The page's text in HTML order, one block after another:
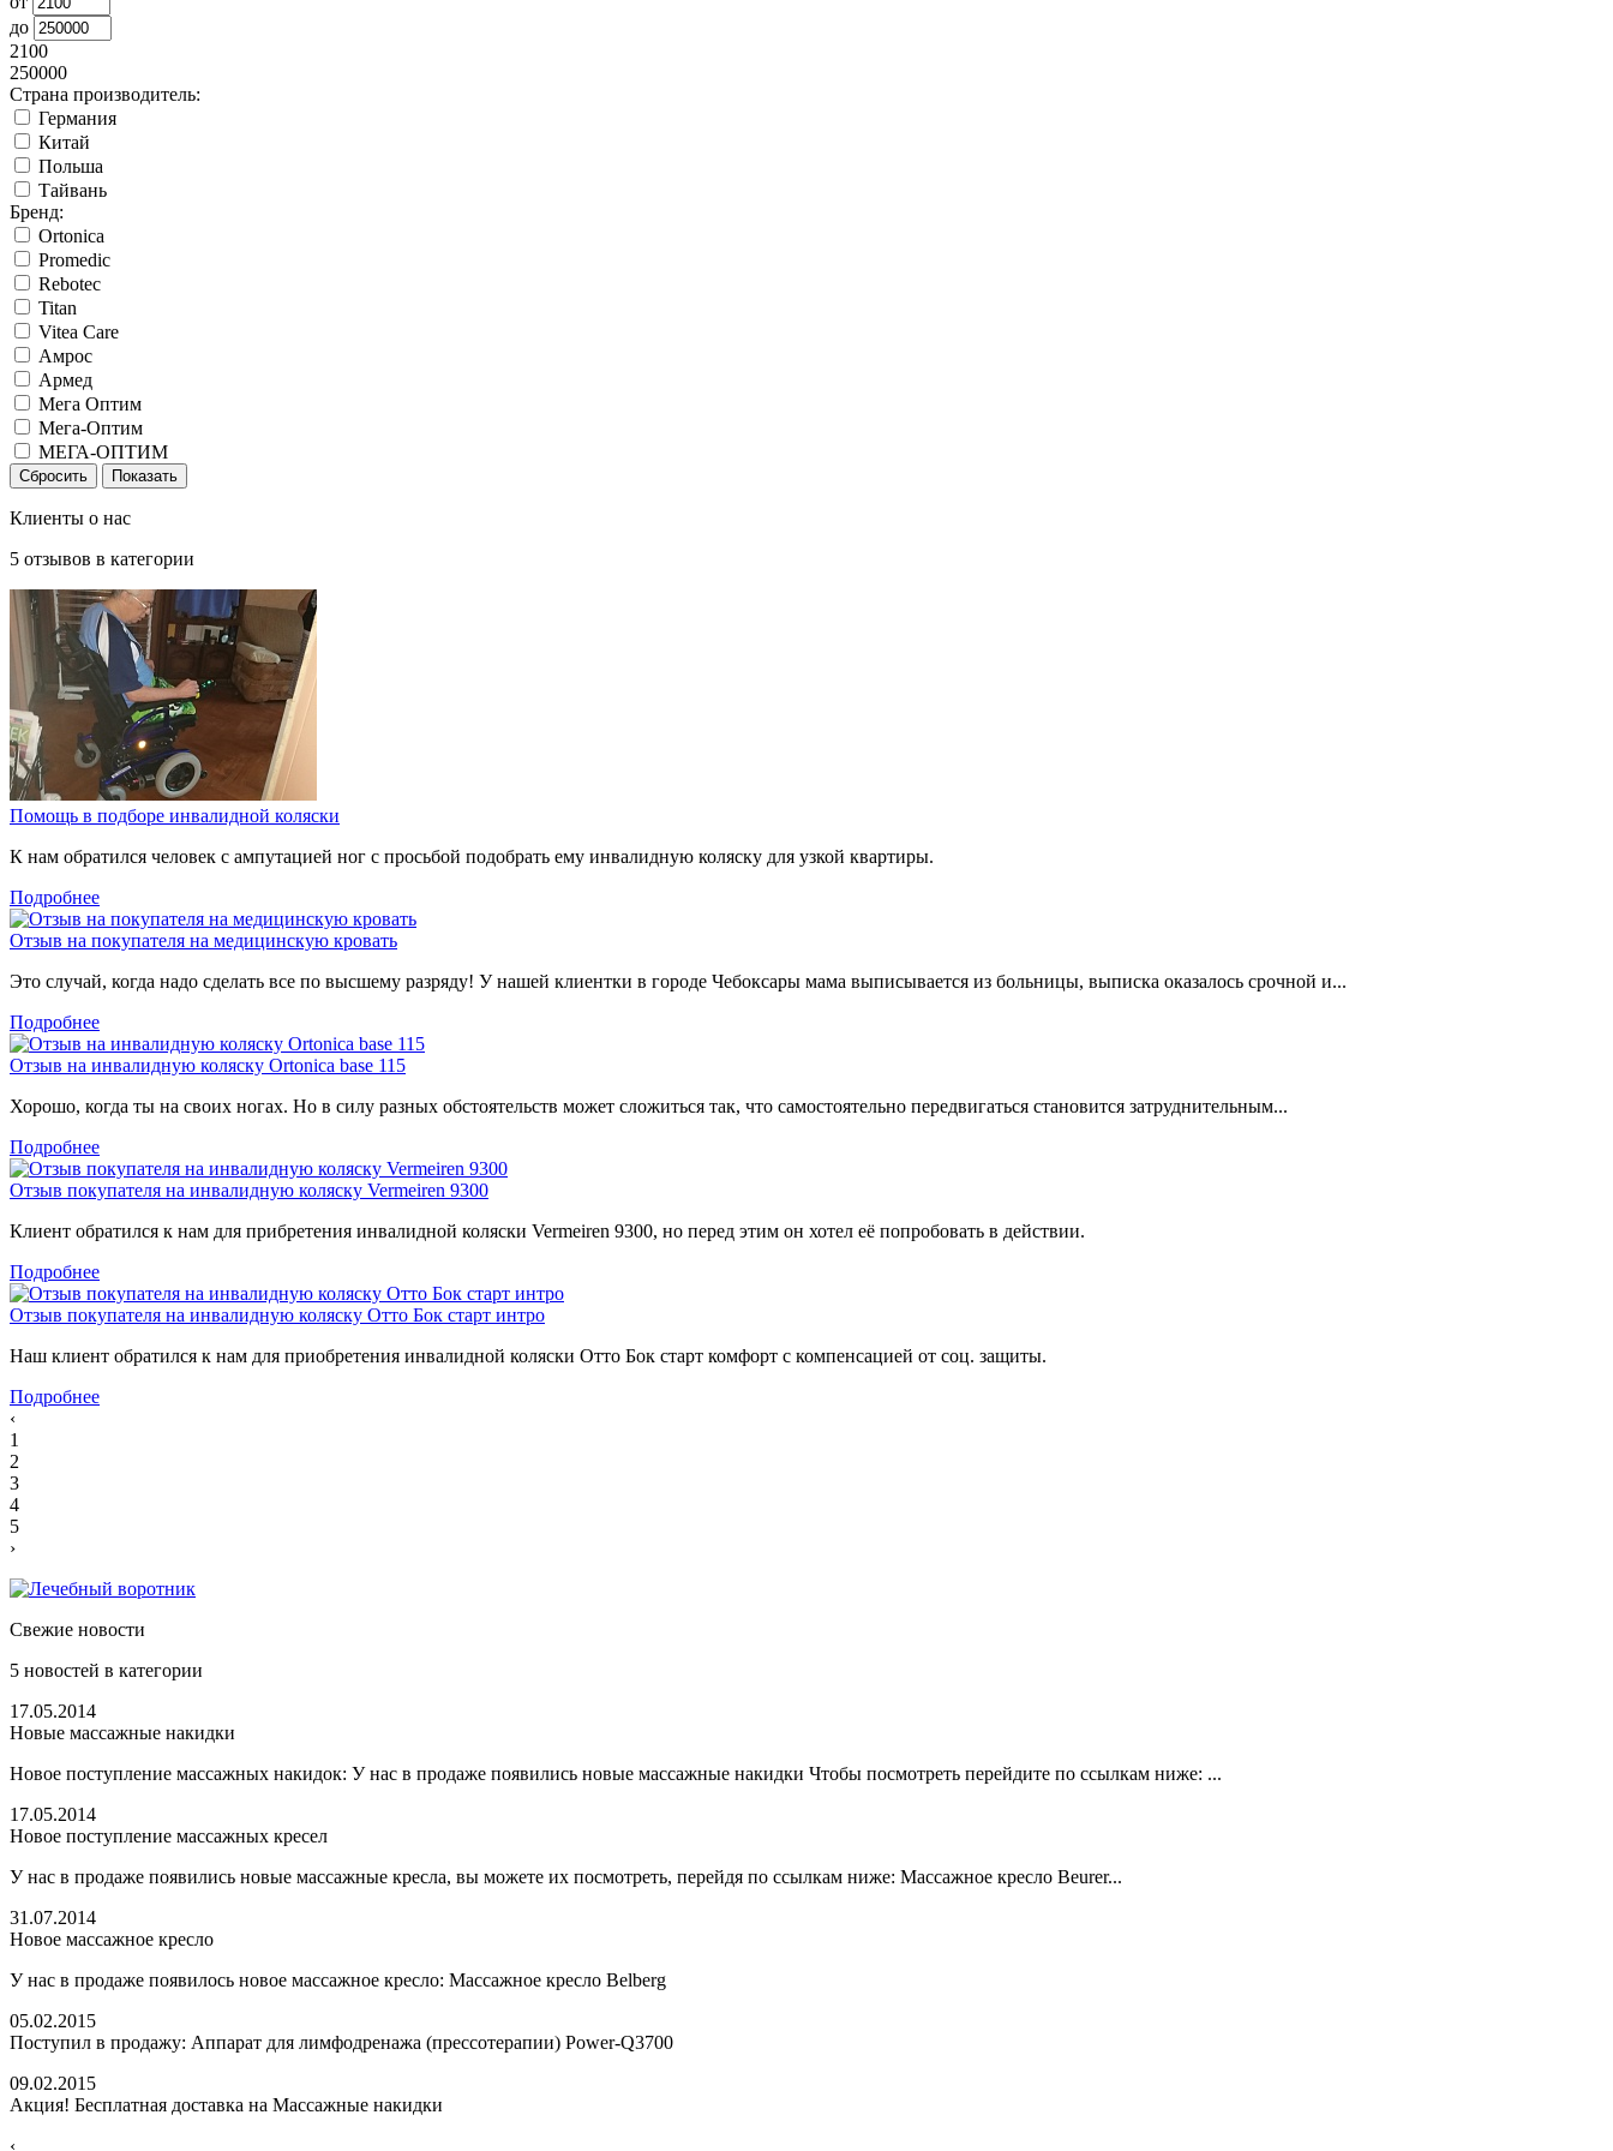
до
2100
250000
Страна производитель:
Германия
Китай
Польша
Тайвань
Бренд:
Ortonica
Promedic
Rebotec
Titan
Vitea Care
Амрос
Армед
Мега Оптим
Мега-Оптим
МЕГА-ОПТИМ
Клиенты о нас
5 отзывов в категории
Помощь в подборе инвалидной коляски
К нам обратился человек с ампутацией ног с просьбой подобрать ему инвалидную коляску для узкой квартиры.
Подробнее
Отзыв на покупателя на медицинскую кровать
Это случай, когда надо сделать все по высшему разряду! У нашей клиентки в городе Чебоксары мама выписывается из больницы, выписка оказалось срочной и...
Подробнее
Отзыв на инвалидную коляску Ortonica base 115
Хорошо, когда ты на своих ногах. Но в силу разных обстоятельств может сложиться так, что самостоятельно передвигаться становится затруднительным...
Подробнее
Отзыв покупателя на инвалидную коляску Vermeiren 9300
Клиент обратился к нам для прибретения инвалидной коляски Vermeiren 9300, но перед этим он хотел её попробовать в действии.
Подробнее
Отзыв покупателя на инвалидную коляску Отто Бок старт интро
Наш клиент обратился к нам для приобретения инвалидной коляски Отто Бок старт комфорт с компенсацией от соц. защиты.
Подробнее
‹
1
2
3
4
5
›
Свежие новости
5 новостей в категории
17.05.2014
Новые массажные накидки
Новое поступление массажных накидок: У нас в продаже появились новые массажные накидки Чтобы посмотреть перейдите по ссылкам ниже: ...
17.05.2014
Новое поступление массажных кресел
У нас в продаже появились новые массажные кресла, вы можете их посмотреть, перейдя по ссылкам ниже: Массажное кресло Beurer...
31.07.2014
Новое массажное кресло
У нас в продаже появилось новое массажное кресло: Массажное кресло Belberg
05.02.2015
Поступил в продажу: Аппарат для лимфодренажа (прессотерапии) Power-Q3700
09.02.2015
Акция! Бесплатная доставка на Массажные накидки
‹